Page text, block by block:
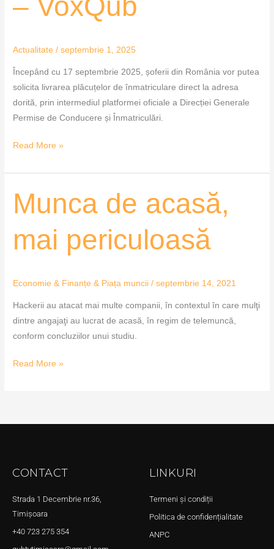
– VoxQub
Actualitate /septembrie 1, 2025
Începând cu 17 septembrie 2025, șoferii din România vor putea
solicita livrarea plăcuțelor de înmatriculare direct la adresa
dorită, prin intermediul platformei oficiale a Direcției Generale
Permise de Conducere și Înmatriculări.
Read More »
Munca de acasă,
mai periculoasă
Economie & Finanțe & Piața muncii /septembrie 14, 2021
Hackerii au atacat mai multe companii, în contextul în care mulţi
dintre angajaţi au lucrat de acasă, în regim de telemuncă,
conform concluziilor unui studiu.
Munca
de
mai
Read More »
CONTACT
Strada 1 Decembrie nr.36,
Timișoara
+40 723 275 354
LINKURI
Termeni și condiții
Politica de confidențialitate
ANPC